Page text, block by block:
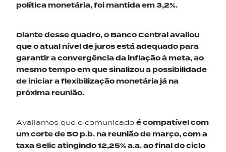
política monetária, foi mantida em 3,2%.
Diante desse quadro, o Banco Central avaliou
que o atual nível de juros está adequado para
garantir a convergência da inflação à meta, ao
mesmo tempo em quesinalizoua possibilidade
de iniciar a flexibilização monetária já na
próxima reunião.
Avaliamos que o comunicado é compatível com
um corte de 50 p.b. na reunião de março, com a
taxa Selic atingindo 12,25% a.a. ao final do ciclo